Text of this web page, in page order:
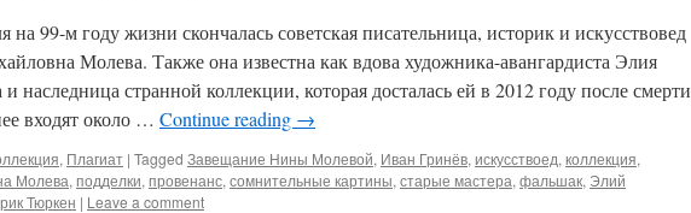
на 99-м году жизни скончалась советская писательница, историк и искусствовед
Молева. Также она известна как вдова художника-авангардиста Элия
наследница странной коллекции, которая досталась ей в 2012 году после смерти
входят около … Continue reading →
, Плагиат | Tagged Завещание Нины Молевой, Иван Гринёв, искусствоед, коллекция,
Молева, подделки, провенанс, сомнительные картины, старые мастера, фальшак, Элий
Тюркен | Leave a comment